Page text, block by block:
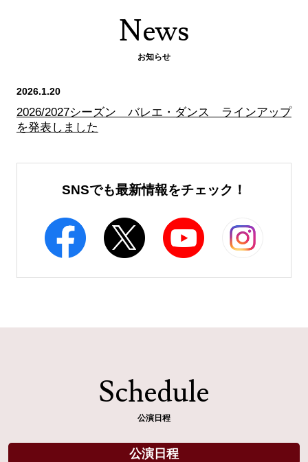
News
お知らせ
2026.1.20
2026/2027シーズン バレエ・ダンス ラインアップ
を発表しました
SNSでも最新情報をチェック！
Schedule
公演日程
公演日程